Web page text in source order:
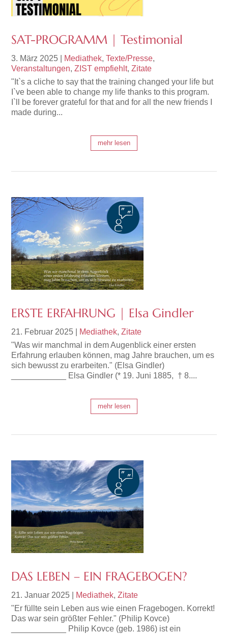
SAT-PROGRAMM | Testimonial
3. März 2025 Mediathek,Texte/Presse,
Veranstaltungen,ZIST empfiehlt,Zitate
"It`s a cliche to say that the training changed your life but
I`ve been able to change my life thanks to this program.
I`ll be forever grateful for that and for all the new friends I
made during...
mehr lesen
ERSTE ERFAHRUNG | Elsa Gindler
21. Februar 2025 Mediathek,Zitate
"Was wir manchmal in dem Augenblick einer ersten
Erfahrung erlauben können, mag Jahre brauchen, um es
sich bewusst zu erarbeiten." (Elsa Gindler)
____________ Elsa Gindler (* 19. Juni 1885, † 8....
mehr lesen
DAS LEBEN – EIN FRAGEBOGEN?
21. Januar 2025 Mediathek,Zitate
"Er füllte sein Leben aus wie einen Fragebogen. Korrekt!
Das war sein größter Fehler." (Philip Kovce)
____________ Philip Kovce (geb. 1986) ist ein